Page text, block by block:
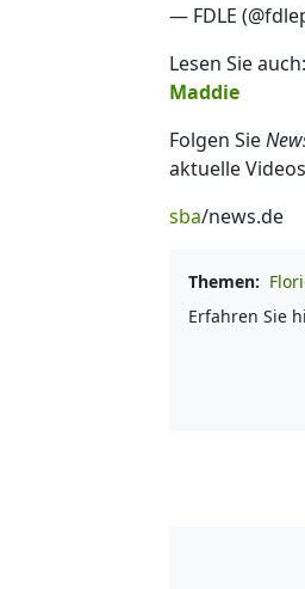
— FDLE
Lesen Sie auch:
Maddie
Folgen Sie
aktuelle
sba/news.de
Themen:
Erfahren Sie